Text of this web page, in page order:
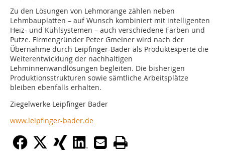
Zu den Lösungen von Lehmorange zählen neben
Lehmbauplatten – auf Wunsch kombiniert mit intelligenten
Heiz- und Kühlsystemen – auch verschiedene Farben und
Putze. Firmengründer Peter Gmeiner wird nach der
Übernahme durch Leipfinger-Bader als Produktexperte die
Weiterentwicklung der nachhaltigen
Lehminnenwandlösungen begleiten. Die bisherigen
Produktionsstrukturen sowie sämtliche Arbeitsplätze
bleiben ebenfalls erhalten.
Ziegelwerke Leipfinger Bader
www.leipfinger-bader.de